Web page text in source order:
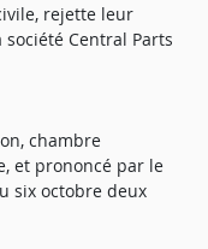
rejette leur
Central Parts
chambre
et prononcé par le
six octobre deux